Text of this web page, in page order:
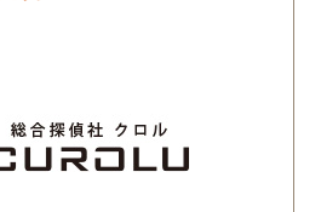
夫を黙らせるには最も有
的な方法だと信じていま